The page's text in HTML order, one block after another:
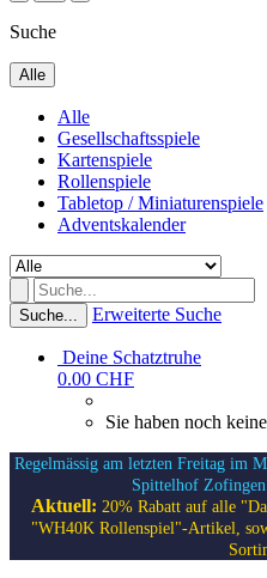
Suche
Alle
Alle
Gesellschaftsspiele
Kartenspiele
Rollenspiele
Tabletop / Miniaturenspiele
Adventskalender
Suche... Erweiterte Suche
Deine Schatztruhe
0.00 CHF
Sie haben noch
Regelmässig am letzten Freitag im
Spittelhof
Aktuell: 20% Rabatt auf alle
"WH40K Rollenspiel"-Artikel,